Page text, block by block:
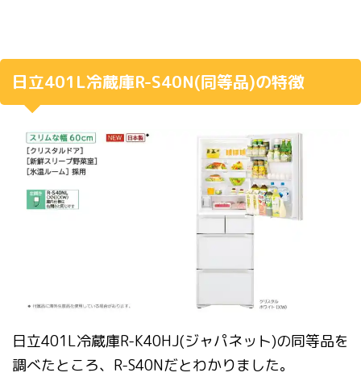
日立401L冷蔵庫R-S40N(同等品)の特徴
日立401L冷蔵庫R-K40HJ(ジャパネット)の同等品を
調べたところ、R-S40Nだとわかりました。